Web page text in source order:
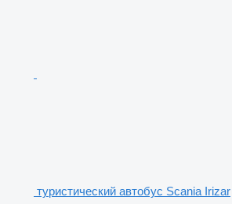
туристический автобус Scania Irizar